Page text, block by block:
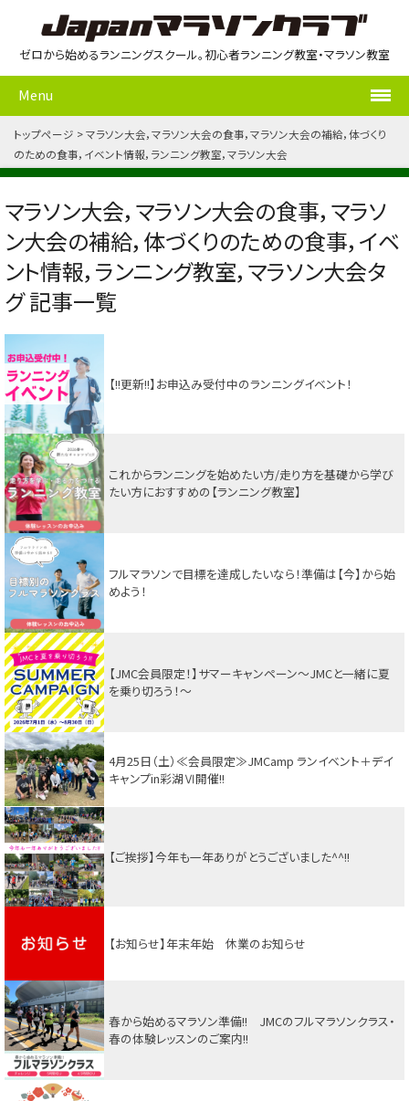
ゼロから始めるランニングスクール。初心者ランニング教室・マラソン教室
Menu
トップページ
マラソン大会，マラソン大会の食事，マラソン大会の補給，体づくり
のための食事，イベント情報，ランニング教室，マラソン大会
マラソン大会，マラソン大会の食事，マラソ
ン大会の補給，体づくりのための食事，イベ
ント情報，ランニング教室，マラソン大会タ
グ 記事一覧
【!!更新!!】お申込み受付中のランニングイベント！
これからランニングを始めたい方/走り方を基礎から学び
たい方におすすめの【ランニング教室】
フルマラソンで目標を達成したいなら！準備は【今】から始
めよう！
【JMC会員限定！】サマーキャンペーン〜JMCと一緒に夏
を乗り切ろう！〜
4月25日（土）≪会員限定≫JMCamp ランイベント＋デイ
キャンプin彩湖Ⅵ開催!!
【ご挨拶】今年も一年ありがとうございました^^!!
【お知らせ】年末年始 休業のお知らせ
春から始めるマラソン準備!! JMCのフルマラソンクラス・
春の体験レッスンのご案内!!